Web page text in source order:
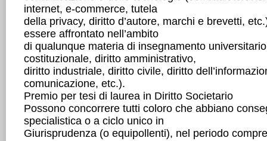
internet, e-commerce, tutela
della privacy, diritto d’autore, marchi e brevetti,
essere affrontato nell’ambito
di qualunque materia di insegnamento
costituzionale, diritto amministrativo,
diritto industriale, diritto civile, diritto
comunicazione, etc.).
Premio per tesi di laurea in Diritto Societario
Possono concorrere tutti coloro che abbiano
specialistica o a ciclo unico in
Giurisprudenza (o equipollenti), nel periodo